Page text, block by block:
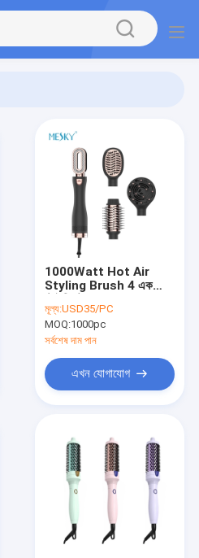
1000Watt Hot Air
Styling Brush 4 এক
মূল্য:USD35/PC
MOQ:1000pc
সর্বশেষ দাম পান
এখন যোগাযোগ